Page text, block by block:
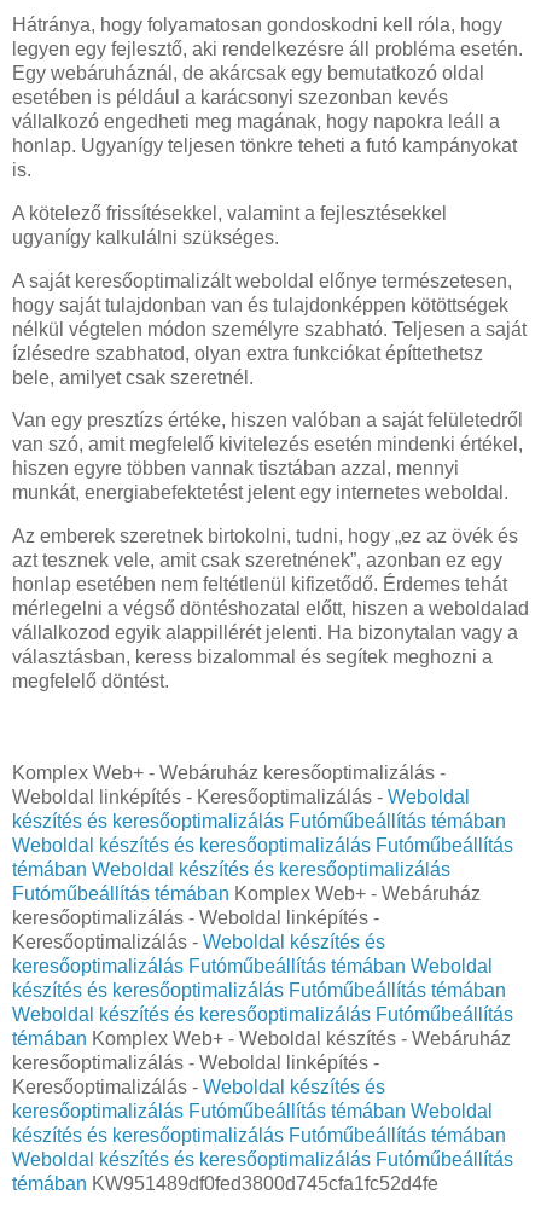
Hátránya, hogy folyamatosan gondoskodni kell róla, hogy
legyen egy fejlesztő, aki rendelkezésre áll probléma esetén.
Egy webáruháznál, de akárcsak egy bemutatkozó oldal
esetében is például a karácsonyi szezonban kevés
vállalkozó engedheti meg magának, hogy napokra leáll a
honlap. Ugyanígy teljesen tönkre teheti a futó kampányokat
is.
A kötelező frissítésekkel, valamint a fejlesztésekkel
ugyanígy kalkulálni szükséges.
A saját keresőoptimalizált weboldal előnye természetesen,
hogy saját tulajdonban van és tulajdonképpen kötöttségek
nélkül végtelen módon személyre szabható. Teljesen a saját
ízlésedre szabhatod, olyan extra funkciókat építtethetsz
bele, amilyet csak szeretnél.
Van egy presztízs értéke, hiszen valóban a saját felületedről
van szó, amit megfelelő kivitelezés esetén mindenki értékel,
hiszen egyre többen vannak tisztában azzal, mennyi
munkát, energiabefektetést jelent egy internetes weboldal.
Az emberek szeretnek birtokolni, tudni, hogy „ez az övék és
azt tesznek vele, amit csak szeretnének”, azonban ez egy
honlap esetében nem feltétlenül kifizetődő. Érdemes tehát
mérlegelni a végső döntéshozatal előtt, hiszen a weboldalad
vállalkozod egyik alappillérét jelenti. Ha bizonytalan vagy a
választásban, keress bizalommal és segítek meghozni a
megfelelő döntést.
Komplex Web+ - Webáruház keresőoptimalizálás -
Weboldal linképítés - Keresőoptimalizálás - Weboldal
készítés és keresőoptimalizálás Futóműbeállítás témában
Weboldal készítés és keresőoptimalizálás Futóműbeállítás
témában Weboldal készítés és keresőoptimalizálás
Futóműbeállítás témában Komplex Web+ - Webáruház
keresőoptimalizálás - Weboldal linképítés -
Keresőoptimalizálás - Weboldal készítés és
keresőoptimalizálás Futóműbeállítás témában Weboldal
készítés és keresőoptimalizálás Futóműbeállítás témában
Weboldal készítés és keresőoptimalizálás Futóműbeállítás
témában Komplex Web+ - Weboldal készítés - Webáruház
keresőoptimalizálás - Weboldal linképítés -
Keresőoptimalizálás - Weboldal készítés és
keresőoptimalizálás Futóműbeállítás témában Weboldal
készítés és keresőoptimalizálás Futóműbeállítás témában
Weboldal készítés és keresőoptimalizálás Futóműbeállítás
témában KW951489df0fed3800d745cfa1fc52d4fe